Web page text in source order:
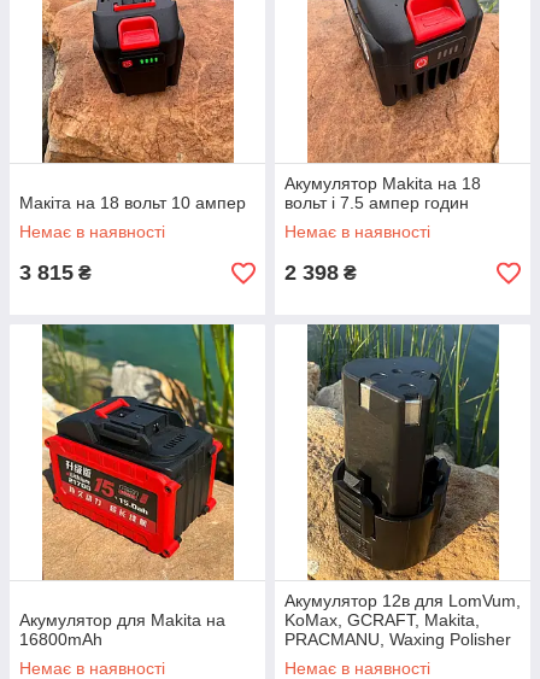
Макіта на 18 вольт 10 ампер
Немає в наявності
3 815 ₴
Акумулятор Makita на 18
вольт і 7.5 ампер годин
Немає в наявності
2 398 ₴
Акумулятор для Makita на
16800mAh
Немає в наявності
Акумулятор 12в для LomVum,
KoMax, GCRAFT, Makita,
PRACMANU, Waxing Polisher
Немає в наявності